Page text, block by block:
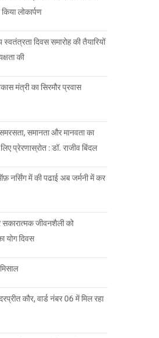
लोकार्पण
दिवस समारोह की तैयारियों
की
मंत्री का सिरमौर प्रवास
समानता और मानवता का
प्रेरणास्रोत : डॉ. राजीव बिंदल
नर्सिंग में की पढाई अब जर्मनी में कर
जीवनशैली को
योग दिवस
कौर, वार्ड नंबर 06 में मिल रहा